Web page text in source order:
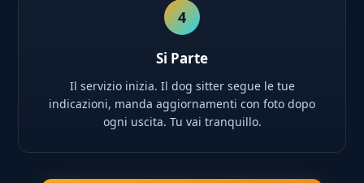
4
Si Parte
Il servizio inizia. Il dog sitter segue le tue
indicazioni, manda aggiornamenti con foto dopo
ogni uscita. Tu vai tranquillo.